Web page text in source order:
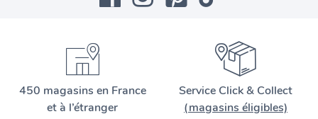
450 magasins en France
et à l’étranger
Service Click & Collect
(magasins éligibles)